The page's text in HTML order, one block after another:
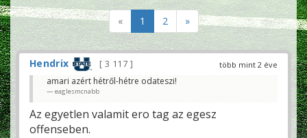
« 1 2 »
több mint 2 éve
Hendrix
3 117
amari azért hétről-hétre odateszi!
eaglesmcnabb
Az egyetlen valamit ero tag az egesz
offenseben.